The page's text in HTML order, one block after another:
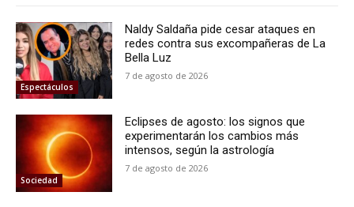
Espectáculos
Naldy Saldaña pide cesar ataques en
redes contra sus excompañeras de La
Bella Luz
7 de agosto de 2026
Sociedad
Eclipses de agosto: los signos que
experimentarán los cambios más
intensos, según la astrología
7 de agosto de 2026